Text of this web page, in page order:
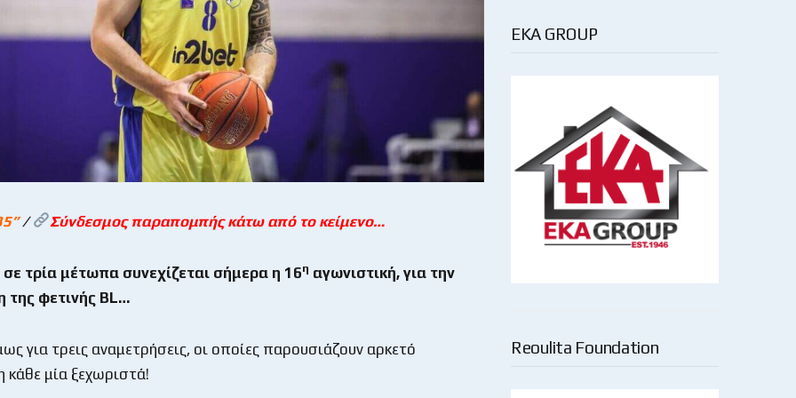
”/ Σύνδεσμος παραπομπής κάτω από το κείμενο…
τρία μέτωπα συνεχίζεται σήμερα η 16η αγωνιστική, για την
φετινής BL…
για τρεις αναμετρήσεις, οι οποίες παρουσιάζουν αρκετό
κάθε μία ξεχωριστά!
EKA GROUP
Reoulita Foundation